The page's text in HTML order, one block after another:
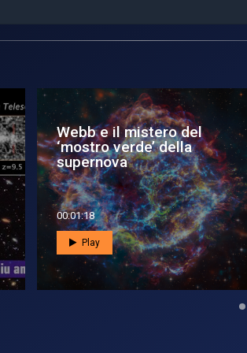
Webb e il mistero del
‘mostro verde’ della
supernova
00:01:18
Play